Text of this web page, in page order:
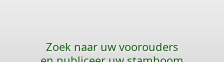
Zoek naar uw voorouders